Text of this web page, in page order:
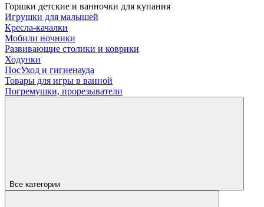
Горшки детские и ванночки для купания
Игрушки для малышей
Кресла-качалки
Мобили ночники
Развивающие столики и коврики
Ходунки
ПосУход и гигиенауда
Товары для игры в ванной
Погремушки, прорезыватели
Все категории